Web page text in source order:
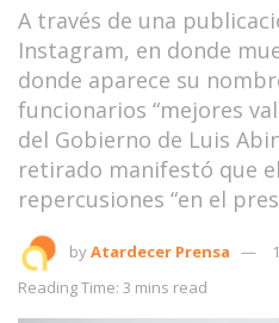
A través de una
Instagram, en donde
donde aparece su
funcionarios “mejores
del Gobierno de Luis
retirado manifestó que
repercusiones “en el
byAtardecer Prensa
Reading Time: 3 mins read